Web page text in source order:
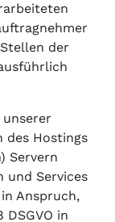
der
des Hostings
Servern
und Services
Anspruch,
in